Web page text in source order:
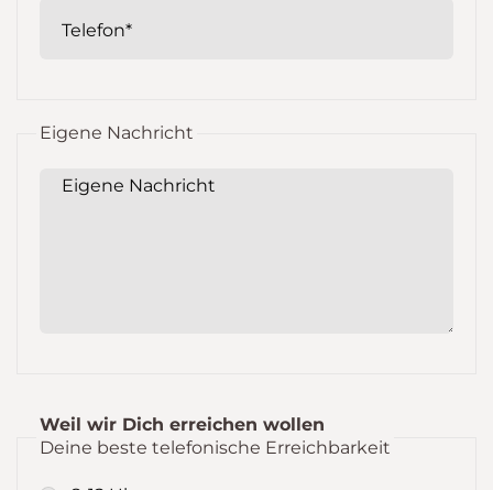
Telefon*
Eigene Nachricht
Eigene Nachricht
Weil wir Dich erreichen wollen
Deine beste telefonische Erreichbarkeit